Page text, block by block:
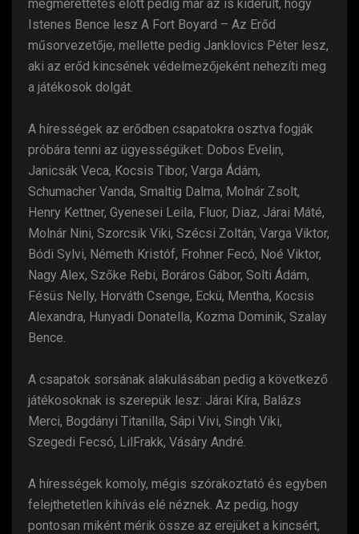
megmérettetés előtt pedig már az is kiderült, hogy
Istenes Bence lesz A Fort Boyard – Az Erőd
műsorvezetője, mellette pedig Janklovics Péter lesz,
aki az erőd kincsének védelmezőjeként nehezíti meg
a játékosok dolgát.
A hírességek az erődben csapatokra osztva fogják
próbára tenni az ügyességüket: Dobos Evelin,
Janicsák Veca, Kocsis Tibor, Varga Ádám,
Schumacher Vanda, Smaltig Dalma, Molnár Zsolt,
Henry Kettner, Gyenesei Leila, Fluor, Diaz, Járai Máté,
Molnár Nini, Szorcsik Viki, Szécsi Zoltán, Varga Viktor,
Bódi Sylvi, Németh Kristóf, Frohner Fecó, Noé Viktor,
Nagy Alex, Szőke Rebi, Boráros Gábor, Solti Ádám,
Fésüs Nelly, Horváth Csenge, Eckü, Mentha, Kocsis
Alexandra, Hunyadi Donatella, Kozma Dominik, Szalay
Bence.
A csapatok sorsának alakulásában pedig a következő
játékosoknak is szerepük lesz: Járai Kíra, Balázs
Merci, Bogdányi Titanilla, Sápi Vivi, Singh Viki,
Szegedi Fecsó, LilFrakk, Vásáry André.
A hírességek komoly, mégis szórakoztató és egyben
felejthetetlen kihívás elé néznek. Az pedig, hogy
pontosan miként mérik össze az erejüket a kincsért,